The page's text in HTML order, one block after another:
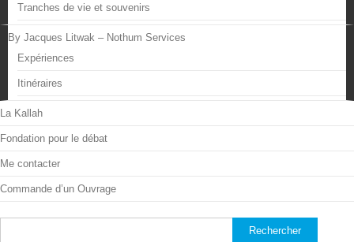
Tranches de vie et souvenirs
By Jacques Litwak – Nothum Services
Expériences
Itinéraires
La Kallah
Fondation pour le débat
Me contacter
Commande d’un Ouvrage